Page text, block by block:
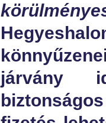
járvány